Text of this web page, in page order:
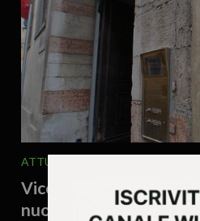
ATTUALITA'
Vicenza, tutto resta
nuovo decreto PA